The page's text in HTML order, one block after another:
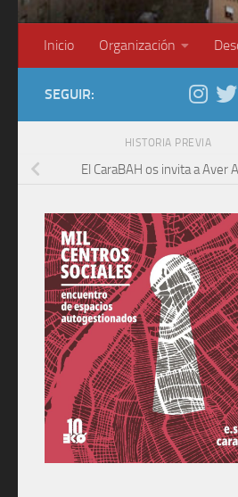
Inicio Organización
SEGUIR:
HISTORIA PREVIA
El CaraBAH os invita a Aver